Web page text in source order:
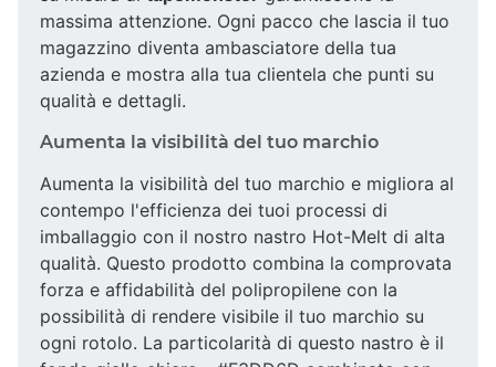
massima attenzione. Ogni pacco che lascia il tuo
magazzino diventa ambasciatore della tua
azienda e mostra alla tua clientela che punti su
qualità e dettagli.
Aumenta la visibilità del tuo marchio
Aumenta la visibilità del tuo marchio e migliora al
contempo l'efficienza dei tuoi processi di
imballaggio con il nostro nastro Hot-Melt di alta
qualità. Questo prodotto combina la comprovata
forza e affidabilità del polipropilene con la
possibilità di rendere visibile il tuo marchio su
ogni rotolo. La particolarità di questo nastro è il